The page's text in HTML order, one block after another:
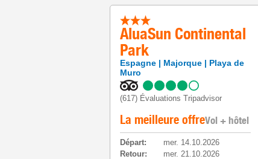
AluaSun Continental
Park
Espagne Majorque
Playa de
Muro
(617) Évaluations Tripadvisor
La meilleure offreVol + hôtel
Départ:
mer. 14.10.2026
Retour:
mer. 21.10.2026